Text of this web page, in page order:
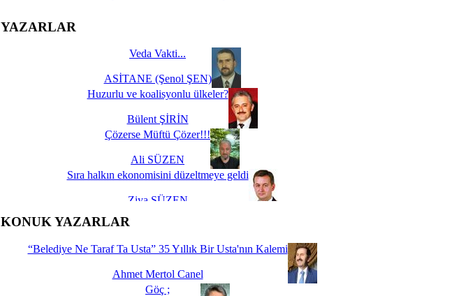
YAZARLAR
Veda Vakti...
ASİTANE (Şenol ŞEN)
Huzurlu ve koalisyonlu ülkeler?
Bülent ŞİRİN
Çözerse Müftü Çözer!!!
Ali SÜZEN
Sıra halkın ekonomisini düzeltmeye geldi
Ziya SÜZEN
İşte Biz buyuz...
KONUK YAZARLAR
“Belediye Ne Taraf Ta Usta” 35 Yıllık Bir Usta'nın Kalemi
Ahmet Mertol Canel
Göç ;